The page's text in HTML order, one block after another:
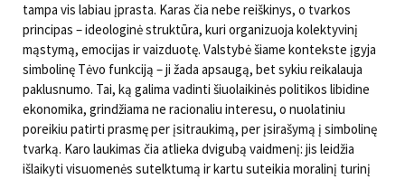
tampa vis labiau įprasta. Karas čia nebe reiškinys, o tvarkos
principas – ideologinė struktūra, kuri organizuoja kolektyvinį
mąstymą, emocijas ir vaizduotę. Valstybė šiame kontekste įgyja
simbolinę Tėvo funkciją – ji žada apsaugą, bet sykiu reikalauja
paklusnumo. Tai, ką galima vadinti šiuolaikinės politikos libidine
ekonomika, grindžiama ne racionaliu interesu, o nuolatiniu
poreikiu patirti prasmę per įsitraukimą, per įsirašymą į simbolinę
tvarką. Karo laukimas čia atlieka dvigubą vaidmenį: jis leidžia
išlaikyti visuomenės sutelktumą ir kartu suteikia moralinį turinį